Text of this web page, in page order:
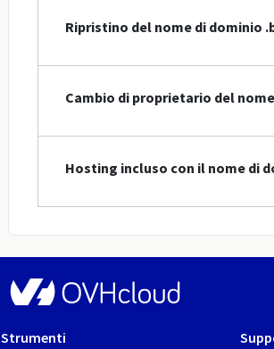
Ripristino del nome di dominio
Cambio di proprietario del
Hosting incluso con il nome di
Strumenti